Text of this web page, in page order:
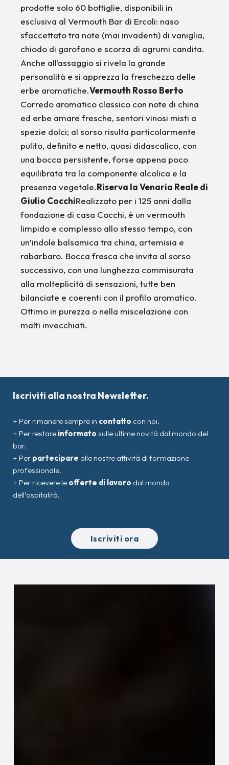
prodotte solo 60 bottiglie, disponibili in
esclusiva al Vermouth Bar di Ercoli: naso
sfaccettato tra note (mai invadenti) di vaniglia,
chiodo di garofano e scorza di agrumi candita.
Anche all’assaggio si rivela la grande
personalità e si apprezza la freschezza delle
erbe aromatiche.Vermouth Rosso Berto
Corredo aromatico classico con note di china
ed erbe amare fresche, sentori vinosi misti a
spezie dolci; al sorso risulta particolarmente
pulito, definito e netto, quasi didascalico, con
una bocca persistente, forse appena poco
equilibrata tra la componente alcolica e la
presenza vegetale.Riserva la Venaria Reale di
Giulio CocchiRealizzato per i 125 anni dalla
fondazione di casa Cocchi, è un vermouth
limpido e complesso allo stesso tempo, con
un’indole balsamica tra china, artemisia e
rabarbaro. Bocca fresca che invita al sorso
successivo, con una lunghezza commisurata
alla molteplicità di sensazioni, tutte ben
bilanciate e coerenti con il profilo aromatico.
Ottimo in purezza o nella miscelazione con
malti invecchiati.
Iscriviti alla nostra Newsletter.
+ Per rimanere sempre in contatto con noi.
+ Per restare informato sulle ultime novità dal mondo del
bar.
+ Per partecipare alle nostre attività di formazione
professionale.
+ Per ricevere le offerte di lavoro dal mondo
dell’ospitalità.
Iscriviti ora